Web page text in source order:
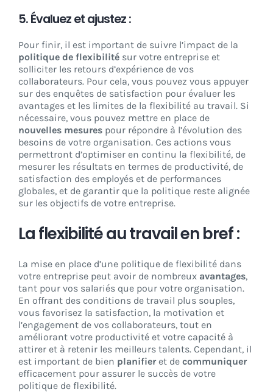
5. Évaluez et ajustez :
Pour finir, il est important de suivre l’impact de la
politique de flexibilité sur votre entreprise et
solliciter les retours d’expérience de vos
collaborateurs. Pour cela, vous pouvez vous appuyer
sur des enquêtes de satisfaction pour évaluer les
avantages et les limites de la flexibilité au travail. Si
nécessaire, vous pouvez mettre en place de
nouvelles mesures pour répondre à l’évolution des
besoins de votre organisation. Ces actions vous
permettront d’optimiser en continu la flexibilité, de
mesurer les résultats en termes de productivité, de
satisfaction des employés et de performances
globales, et de garantir que la politique reste alignée
sur les objectifs de votre entreprise.
La flexibilité au travail en bref :
La mise en place d’une politique de flexibilité dans
votre entreprise peut avoir de nombreux avantages,
tant pour vos salariés que pour votre organisation.
En offrant des conditions de travail plus souples,
vous favorisez la satisfaction, la motivation et
l’engagement de vos collaborateurs, tout en
améliorant votre productivité et votre capacité à
attirer et à retenir les meilleurs talents. Cependant, il
est important de bien planifieret de communiquer
efficacement pour assurer le succès de votre
politique de flexibilité.